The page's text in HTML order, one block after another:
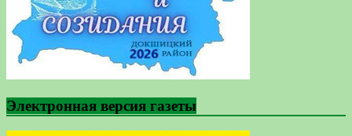
Электронная версия газеты